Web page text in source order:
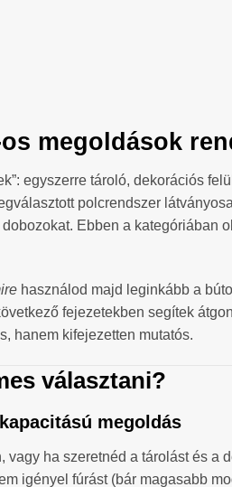
megoldások
egyszerre tároló, dekorációs
polcrendszer
Ebben a
használod majd leginkább a
fejezetekben segítek
hanem kifejezetten mutatós.
választani?
megoldás
vagy ha szeretnéd a tárolást és
igényel fúrást (bár magasabb